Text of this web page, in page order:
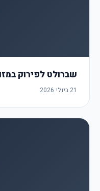
שברולט לפירוק
21 ביולי 2026